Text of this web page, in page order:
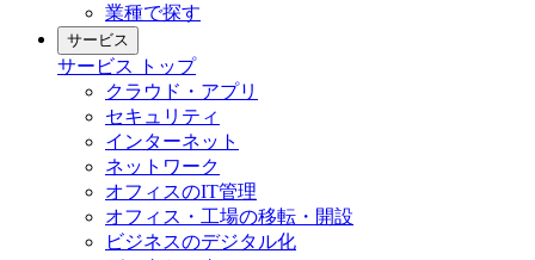
業種で探す
サービス
サービス
トップ
クラウド・アプリ
セキュリティ
インターネット
ネットワーク
オフィスのIT管理
オフィス・工場の移転・開設
ビジネスのデジタル化